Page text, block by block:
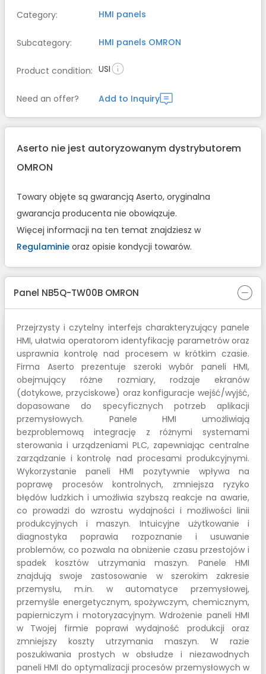
Category: HMI panels
Subcategory: HMI panels OMRON
Product condition: USI
Need an offer? Add to Inquiry
Aserto nie jest autoryzowanym dystrybutorem
OMRON
Towary objęte są gwarancją Aserto, oryginalna
gwarancja producenta nie obowiązuje.
Więcej informacji na ten temat znajdziesz w
Regulaminie oraz opisie kondycji towarów.
Panel NB5Q-TW00B OMRON
Przejrzysty i czytelny interfejs charakteryzujący panele
HMI, ułatwia operatorom identyfikację parametrów oraz
usprawnia kontrolę nad procesem w krótkim czasie.
Firma Aserto prezentuje szeroki wybór paneli HMI,
obejmujący różne rozmiary, rodzaje ekranów
(dotykowe, przyciskowe) oraz konfiguracje wejść/wyjść,
dopasowane do specyficznych potrzeb aplikacji
przemysłowych. Panele HMI umożliwiają
bezproblemową integrację z różnymi systemami
sterowania i urządzeniami PLC, zapewniając centralne
zarządzanie i kontrolę nad procesami produkcyjnymi.
Wykorzystanie paneli HMI pozytywnie wpływa na
poprawę procesów kontrolnych, zmniejsza ryzyko
błędów ludzkich i umożliwia szybszą reakcje na awarie,
co prowadzi do wzrostu wydajności i możliwości linii
produkcyjnych i maszyn. Intuicyjne użytkowanie i
diagnostyka poprawia rozpoznanie i usuwanie
problemów, co pozwala na obniżenie czasu przestojów i
spadek kosztów utrzymania maszyn. Panele HMI
znajdują swoje zastosowanie w szerokim zakresie
przemysłu, m.in. w automatyce przemysłowej,
przemyśle energetycznym, spożywczym, chemicznym,
papierniczym i motoryzacyjnym. Wdrożenie paneli HMI
w Twojej firmie poprawi wydajność produkcji oraz
zmniejszy koszty utrzymania maszyn. W razie
poszukiwania prostych w obsłudze i niezawodnych
paneli HMI do optymalizacji procesów przemysłowych w